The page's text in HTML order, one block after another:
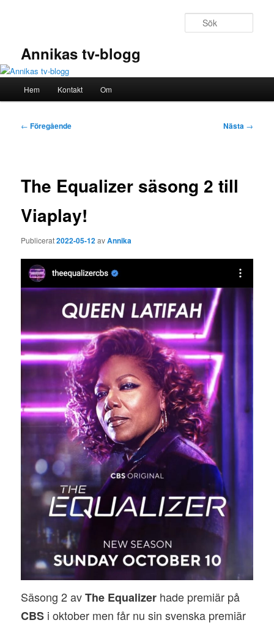
Annikas tv-blogg
Hem Kontakt Om
Inläggsnavigering
← Föregående Nästa →
The Equalizer säsong 2 till
Viaplay!
Publicerat2022-05-12avAnnika
Säsong 2 avThe Equalizer hade premiär på
CBS i oktober men får nu sin svenska premiär